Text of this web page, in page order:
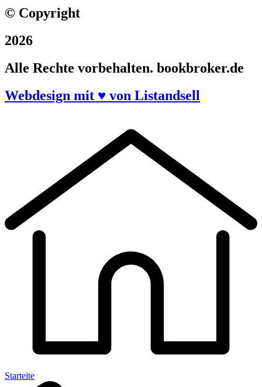
© Copyright
2026
Alle Rechte vorbehalten. bookbroker.de
Webdesign mit ♥ von Listandsell
Starteite